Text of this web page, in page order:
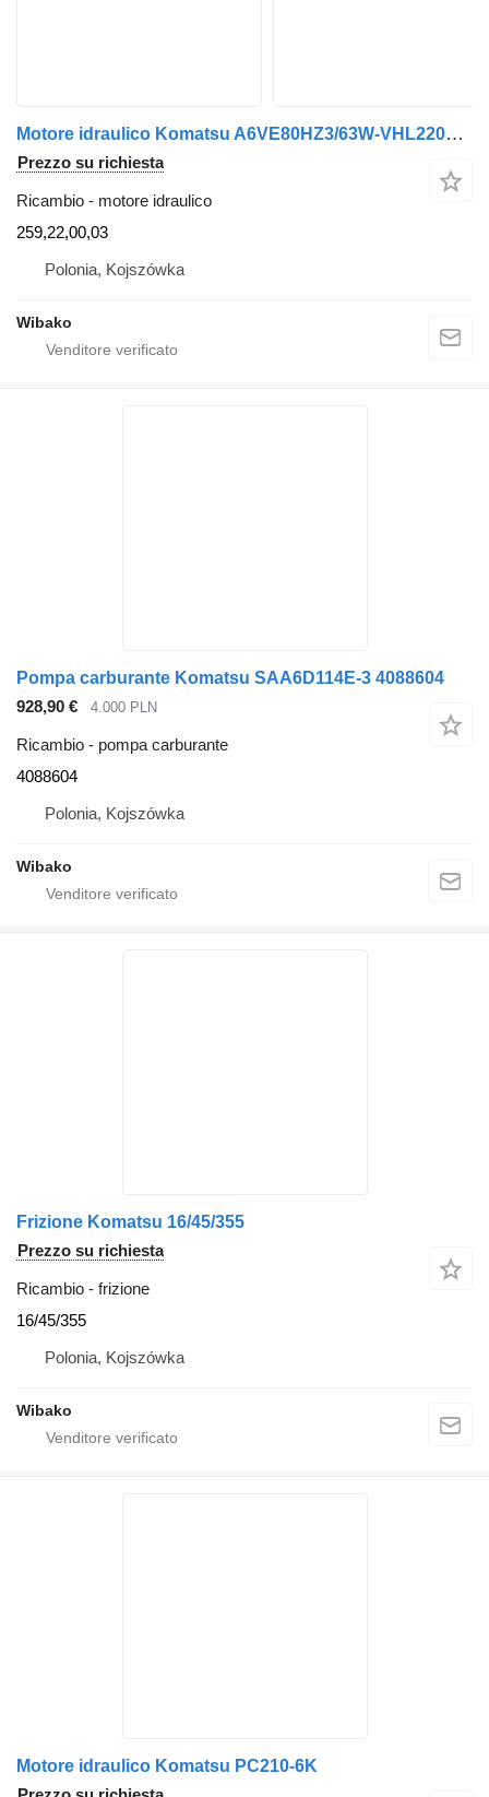
Motore idraulico Komatsu A6VE80HZ3/63W-VHL220B| 259,22,00,03
Prezzo su richiesta
Ricambio - motore idraulico
259,22,00,03
Polonia, Kojszówka
Wibako
Pompa carburante Komatsu SAA6D114E-3 4088604
928,90 €
4.000 PLN
Ricambio - pompa carburante
4088604
Polonia, Kojszówka
Wibako
Frizione Komatsu 16/45/355
Prezzo su richiesta
Ricambio - frizione
16/45/355
Polonia, Kojszówka
Wibako
Motore idraulico Komatsu PC210-6K